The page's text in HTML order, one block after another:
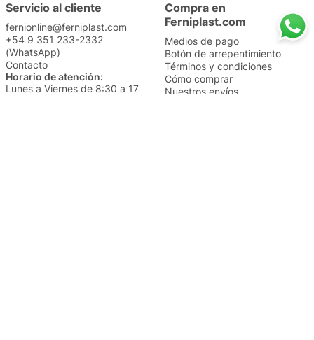
Servicio al cliente
fernionline@ferniplast.com
+54 9 351 233-2332
(WhatsApp)
Contacto
Horario de atención:
Lunes a Viernes de 8:30 a 17
Compra en
Ferniplast.com
Medios de pago
Botón de arrepentimiento
Términos y condiciones
Cómo comprar
Nuestros envíos